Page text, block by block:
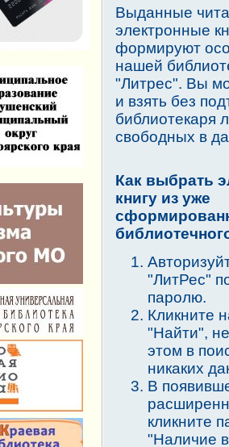
Выданные
электронные
формируют
нашей
"Литрес". Вы
и взять без
библиотекаря
свободных в
Как выбрать
книгу из уже
"ЛитРес"
паролю.
Кликните
"Найти",
этом в
никаких
В
кликните
"Наличие